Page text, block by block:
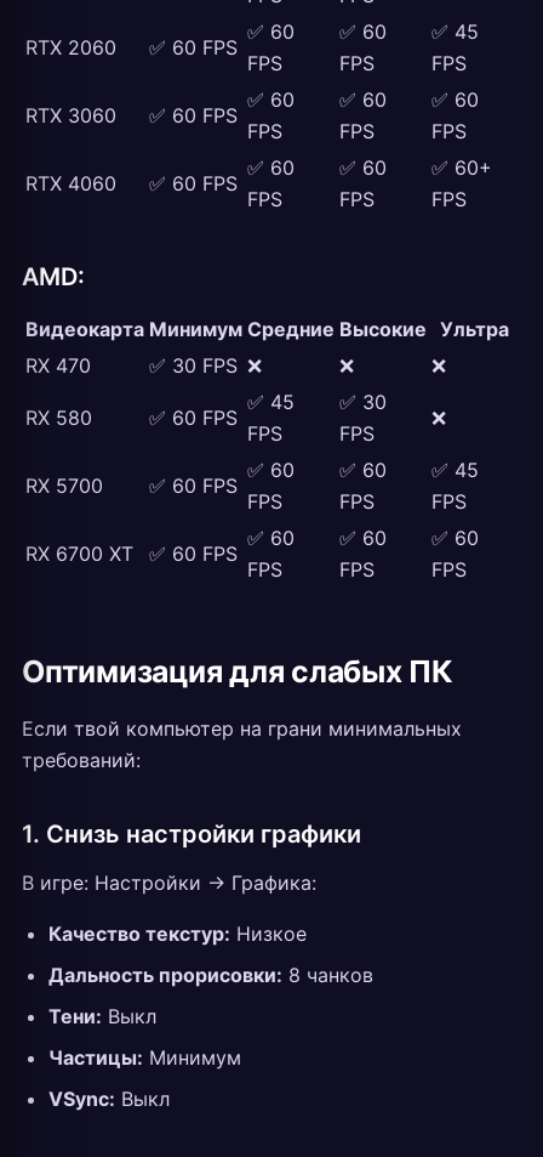
RTX 2060 ✅ 60 FPS
✅ 60
FPS
✅ 60
FPS
✅ 45
FPS
RTX 3060 ✅ 60 FPS
✅ 60
FPS
✅ 60
FPS
✅ 60
FPS
RTX 4060 ✅ 60 FPS
✅ 60
FPS
✅ 60
FPS
✅ 60+
FPS
AMD:
Видеокарта Минимум Средние Высокие Ультра
RX 470
✅ 30 FPS ❌ ❌ ❌
RX 580 ✅ 60 FPS
✅ 45
FPS
✅ 30
FPS
❌
RX 5700 ✅ 60 FPS
✅ 60
FPS
✅ 60
FPS
✅ 45
FPS
RX 6700 XT ✅ 60 FPS
✅ 60
FPS
✅ 60
FPS
✅ 60
FPS
Оптимизация для слабых ПК
Если твой компьютер на грани минимальных
требований:
1. Снизь настройки графики
В игре: Настройки → Графика:
Качество текстур: Низкое
Дальность прорисовки: 8 чанков
Тени: Выкл
Частицы: Минимум
VSync: Выкл